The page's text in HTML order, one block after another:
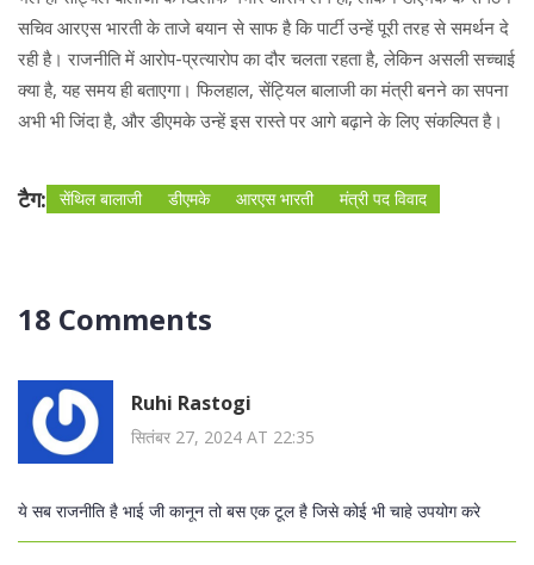
सचिव आरएस भारती के ताजे बयान से साफ है कि पार्टी उन्हें पूरी तरह से समर्थन दे
रही है। राजनीति में आरोप-प्रत्यारोप का दौर चलता रहता है, लेकिन असली सच्चाई
क्या है, यह समय ही बताएगा। फिलहाल, सेंट्यिल बालाजी का मंत्री बनने का सपना
अभी भी जिंदा है, और डीएमके उन्हें इस रास्ते पर आगे बढ़ाने के लिए संकल्पित है।
टैग: सेंथिल बालाजी डीएमके आरएस भारती मंत्री पद विवाद
18 Comments
Ruhi Rastogi
सितंबर 27, 2024 AT 22:35
ये सब राजनीति है भाई जी कानून तो बस एक टूल है जिसे कोई भी चाहे उपयोग करे